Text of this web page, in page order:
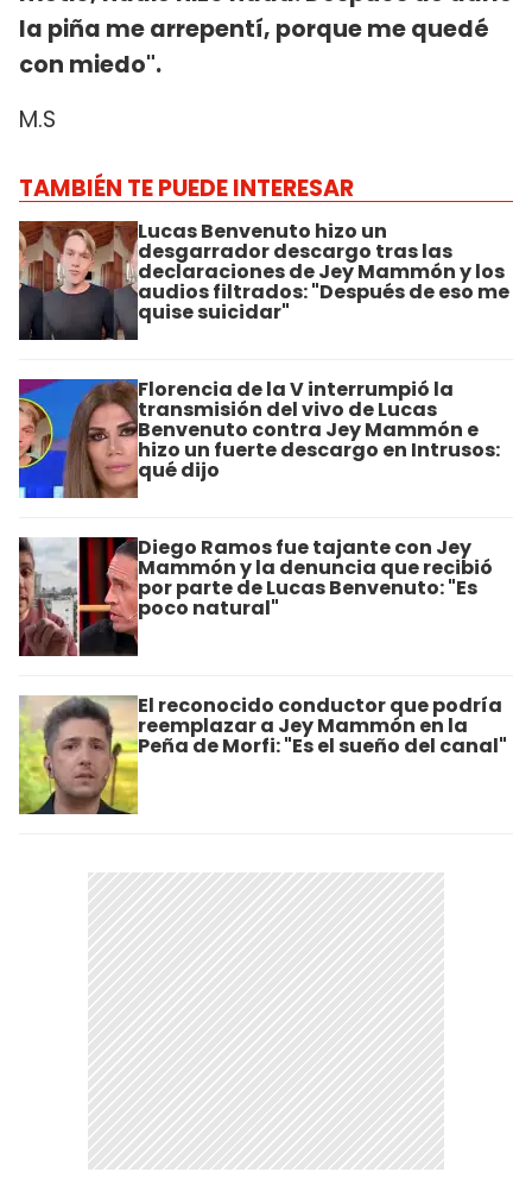
la piña me arrepentí, porque me quedé
con miedo".
M.S
TAMBIÉN TE PUEDE INTERESAR
Lucas Benvenuto hizo un
desgarrador descargo tras las
declaraciones de Jey Mammón y los
audios filtrados: "Después de eso me
quise suicidar"
Florencia de la V interrumpió la
transmisión del vivo de Lucas
Benvenuto contra Jey Mammón e
hizo un fuerte descargo en Intrusos:
qué dijo
Diego Ramos fue tajante con Jey
Mammón y la denuncia que recibió
por parte de Lucas Benvenuto: "Es
poco natural"
El reconocido conductor que podría
reemplazar a Jey Mammón en la
Peña de Morfi: "Es el sueño del canal"